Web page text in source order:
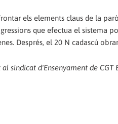
els elements claus de la
que efectua el sistema
Després, el 20 N cadascú
sindicat d'Ensenyament de CGT